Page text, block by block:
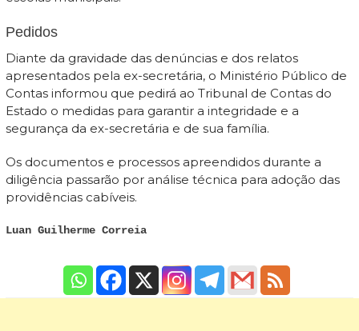
Pedidos
Diante da gravidade das denúncias e dos relatos
apresentados pela ex-secretária, o Ministério Público de
Contas informou que pedirá ao Tribunal de Contas do
Estado o medidas para garantir a integridade e a
segurança da ex-secretária e de sua família.
Os documentos e processos apreendidos durante a
diligência passarão por análise técnica para adoção das
providências cabíveis.
Luan Guilherme Correia